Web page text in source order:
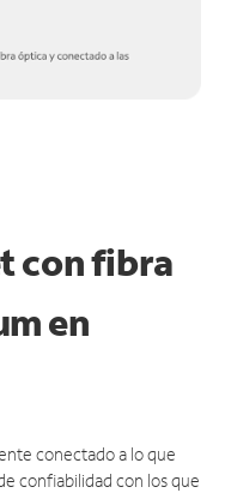
con fibra
en
conectado a lo que
confiabilidad con los que